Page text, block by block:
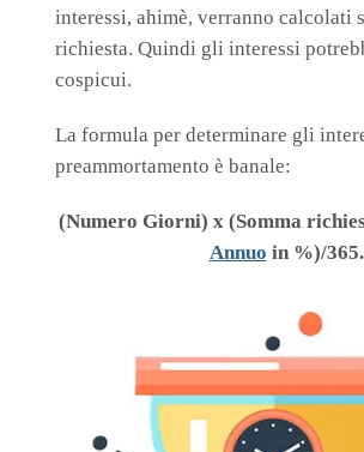
interessi, ahimè, verranno calcolati
richiesta. Quindi gli interessi
cospicui.
La formula per determinare gli
preammortamento è banale:
(Numero Giorni) x (Somma
Annuo in %)/365.